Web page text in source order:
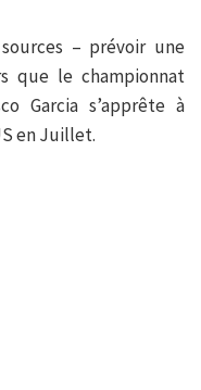
– prévoir une
que le championnat
Garcia s’apprête à
en Juillet.